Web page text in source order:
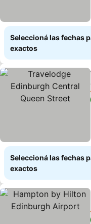
Seleccioná las fechas
exactos
Seleccioná las fechas
exactos